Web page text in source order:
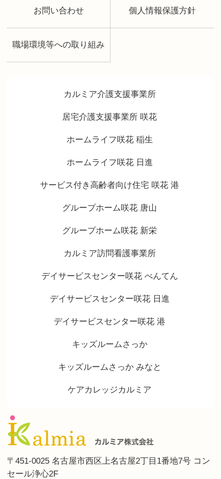
お問い合わせ 個人情報保護方針
職場環境等への取り組み
カルミア介護支援事業所
居宅介護支援事業所 咲花
ホームライフ咲花 稲生
ホームライフ咲花 日進
サービス付き高齢者向け住宅 咲花 港
グループホーム咲花 唐山
グループホーム咲花 新栄
カルミア訪問看護事業所
デイサービスセンター咲花 べんてん
デイサービスセンター咲花 日進
デイサービスセンター咲花 港
キッズルームさっか
キッズルームさっか みなと
ケアカレッジカルミア
〒451-0025 名古屋市西区上名古屋2丁目1番地7号 コン
セール浄心2F